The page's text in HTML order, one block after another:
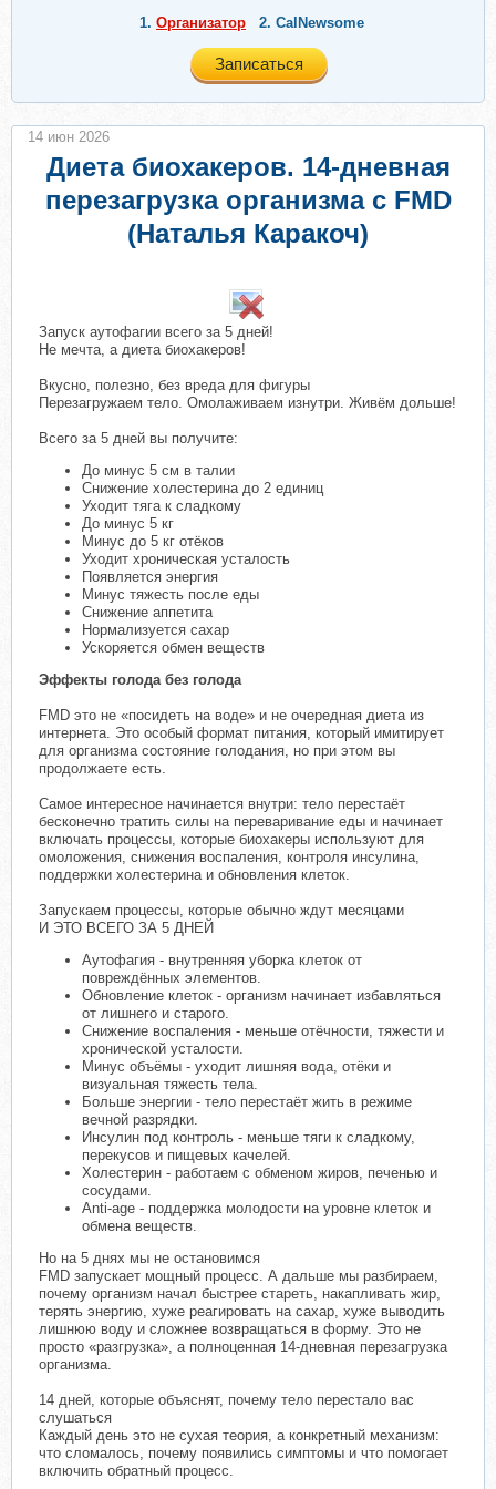
1. Организатор 2. CalNewsome
Записаться
Диета биохакеров. 14-дневная
перезагрузка организма с FMD
(Наталья Каракоч)
Запуск аутофагии всего за 5 дней!
Не мечта, а диета биохакеров!
Вкусно, полезно, без вреда для фигуры
Перезагружаем тело. Омолаживаем изнутри. Живём дольше!
Всего за 5 дней вы получите:
До минус 5 см в талии
Снижение холестерина до 2 единиц
Уходит тяга к сладкому
До минус 5 кг
Минус до 5 кг отёков
Уходит хроническая усталость
Появляется энергия
Минус тяжесть после еды
Снижение аппетита
Нормализуется сахар
Ускоряется обмен веществ
Эффекты голода без голода
FMD это не «посидеть на воде» и не очередная диета из
интернета. Это особый формат питания, который имитирует
для организма состояние голодания, но при этом вы
продолжаете есть.
Самое интересное начинается внутри: тело перестаёт
бесконечно тратить силы на переваривание еды и начинает
включать процессы, которые биохакеры используют для
омоложения, снижения воспаления, контроля инсулина,
поддержки холестерина и обновления клеток.
Запускаем процессы, которые обычно ждут месяцами
И ЭТО ВСЕГО ЗА 5 ДНЕЙ
Аутофагия - внутренняя уборка клеток от
повреждённых элементов.
Обновление клеток - организм начинает избавляться
от лишнего и старого.
Снижение воспаления - меньше отёчности, тяжести и
хронической усталости.
Минус объёмы - уходит лишняя вода, отёки и
визуальная тяжесть тела.
Больше энергии - тело перестаёт жить в режиме
вечной разрядки.
Инсулин под контроль - меньше тяги к сладкому,
перекусов и пищевых качелей.
Холестерин - работаем с обменом жиров, печенью и
сосудами.
Anti-age - поддержка молодости на уровне клеток и
обмена веществ.
Но на 5 днях мы не остановимся
FMD запускает мощный процесс. А дальше мы разбираем,
почему организм начал быстрее стареть, накапливать жир,
терять энергию, хуже реагировать на сахар, хуже выводить
лишнюю воду и сложнее возвращаться в форму. Это не
просто «разгрузка», а полноценная 14-дневная перезагрузка
организма.
14 дней, которые объяснят, почему тело перестало вас
слушаться
Каждый день это не сухая теория, а конкретный механизм:
что сломалось, почему появились симптомы и что помогает
включить обратный процесс.
14 июн 2026